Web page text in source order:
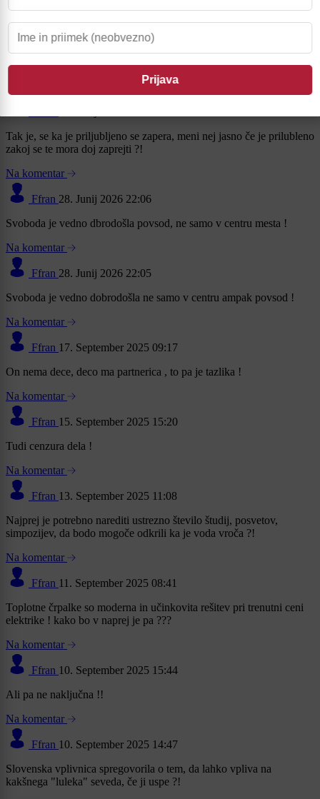
Ffran 30. Junij 2026 09:06
Tak je, se ka je priljubljeno se zapera, meni nej jasno če je prilubleno
zakoj se te mora doj zaprejti ?!
Na komentar
Ffran 28. Junij 2026 22:06
Svoboda je vedno dbrodošla povsod, ne samo v centru mesta !
Na komentar
Ffran 28. Junij 2026 22:05
Svoboda je vedno dobrodošla ne samo v centru ampak povsod !
Na komentar
Ffran 17. September 2025 09:17
On nema dece, deco ma partnerica , to pa je tazlika !
Na komentar
Ffran 15. September 2025 15:20
Tudi cenzura dela !
Na komentar
Ffran 13. September 2025 11:08
Najprej je potrebno narediti ustrezno število študij, posvetov,
simpozijev, da bodo mogoče odkrili ka je voda vroča ?!
Na komentar
Ffran 11. September 2025 08:41
Toplotne črpalke so moderna in učinkovita rešitev pri trenutni ceni
elektrike ! kako bo v naprej je pa ???
Na komentar
Ffran 10. September 2025 15:44
Ali pa ne naključna !!
Na komentar
Ffran 10. September 2025 14:47
Slovenska vplivnica spregovorila o tem, da lahko vpliva na
kakšnega "luleka" seveda, če ji uspe ?!